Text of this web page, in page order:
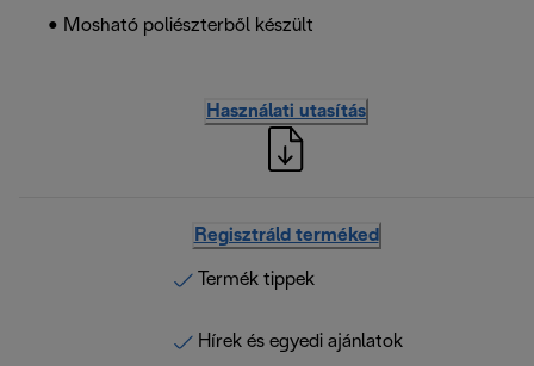
• Mosható poliészterből készült
Használati utasítás
Regisztráld terméked
Termék tippek
Hírek és egyedi ajánlatok